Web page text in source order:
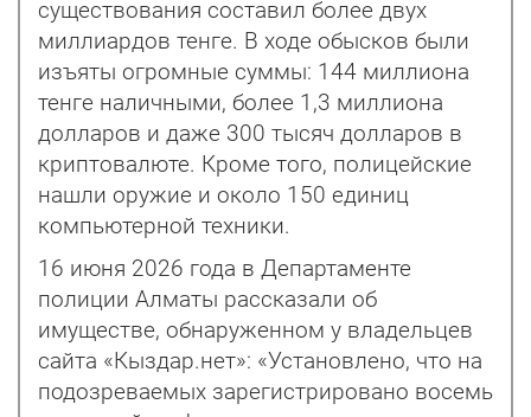
существования составил более двух
миллиардов тенге. В ходе обысков были
изъя­ты огромные суммы: 144 миллиона
тенге наличными, более 1,3 миллиона
долларов и даже 300 тысяч долларов в
криптовалюте. Кроме того, полицейские
нашли оружие и около 150 единиц
компьютерной техники.
16 июня 2026 года в Департаменте
полиции Алматы рассказали об
имуществе, обнаруженном у владельцев
сайта «Кыздар.нет»: «Установлено, что на
подозреваемых зарегистрировано восемь